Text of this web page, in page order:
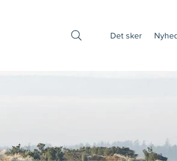
Det sker